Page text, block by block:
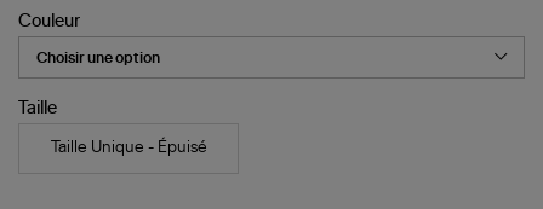
Moonlight
Or
Diamants
(vendue
à
l'unité)
Couleur
Taille
Taille Unique - Épuisé